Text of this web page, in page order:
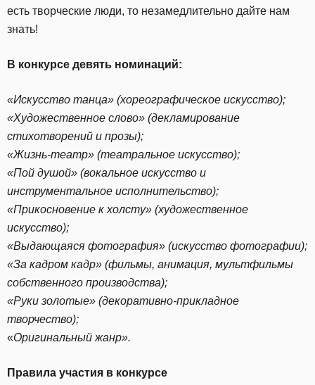
есть творческие люди, то незамедлительно дайте нам
знать!
В конкурсе девять номинаций:
«Искусство танца» (хореографическое искусство);
«Художественное слово» (декламирование
стихотворений и прозы);
«Жизнь-театр» (театральное искусство);
«Пой душой» (вокальное искусство и
инструментальное исполнительство);
«Прикосновение к холсту» (художественное
искусство);
«Выдающаяся фотография» (искусство фотографии);
«За кадром кадр» (фильмы, анимация, мультфильмы
собственного производства);
«Руки золотые» (декоративно-прикладное
творчество);
«Оригинальный жанр».
Правила участия в конкурсе